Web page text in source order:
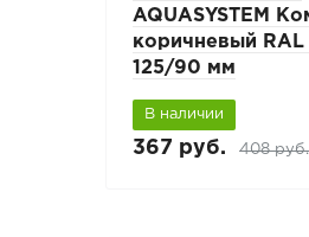
AQUASYSTEM
коричневый RAL
125/90 мм
В наличии
367 руб. 408 руб.